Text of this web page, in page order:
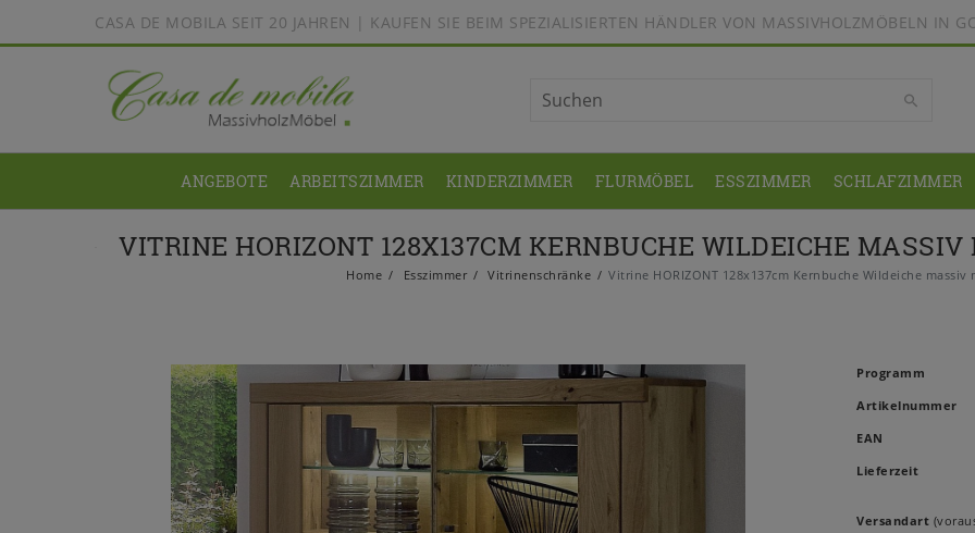
CASA DE MOBILA SEIT 20 JAHREN | KAUFEN SIE BEIM SPEZIALISIERTEN HÄNDLER VON MASSIVHOLZMÖBELN IN
ANGEBOTE ARBEITSZIMMER KINDERZIMMER FLURMÖBEL ESSZIMMER SCHLAFZIMMER
VITRINE HORIZONT 128X137CM KERNBUCHE WILDEICHE MASSIV
Home Esszimmer Vitrinenschränke Vitrine HORIZONT 128x137cm Kernbuche Wildeiche
Programm
Artikelnummer
EAN
Lieferzeit
Versandart